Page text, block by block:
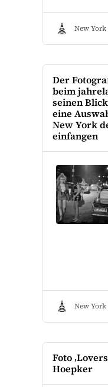
New
Der
beim
seinen
eine
New York
einfangen
New
Foto
Hoepker